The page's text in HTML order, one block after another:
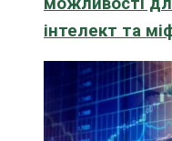
інтелект та